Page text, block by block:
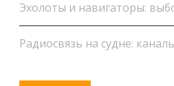
Эхолоты и навигаторы:
Радиосвязь на судне: